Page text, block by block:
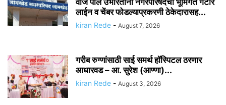
वीज पोल उभारताना नगरपरिषदेची भूमिगत गटार
लाईन व चेंबर फोडल्याप्रकरणी ठेकेदारासह...
kiran Rede - August 7, 2026
गरीब रुग्णांसाठी साई समर्थ हॉस्पिटल ठरणार
आधारवड – आ. सुरेश (आण्णा)...
kiran Rede - August 3, 2026